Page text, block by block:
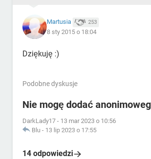
Martusia 253
8 sty 2015 o 18:04
Dziękuję :)
Podobne dyskusje
Nie mogę dodać
DarkLady17 - 13 mar 2023 o 10:56
Blu - 13 lip 2023 o 17:55
14 odpowiedzi